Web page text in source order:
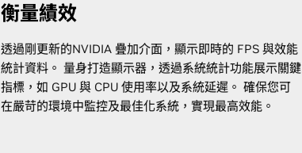
衡量績效
透過剛更新的NVIDIA 疊加介面，顯示即時的 FPS 與效能
統計資料。 量身打造顯示器，透過系統統計功能展示關鍵
指標，如 GPU 與 CPU 使用率以及系統延遲。 確保您可
在嚴苛的環境中監控及最佳化系統，實現最高效能。